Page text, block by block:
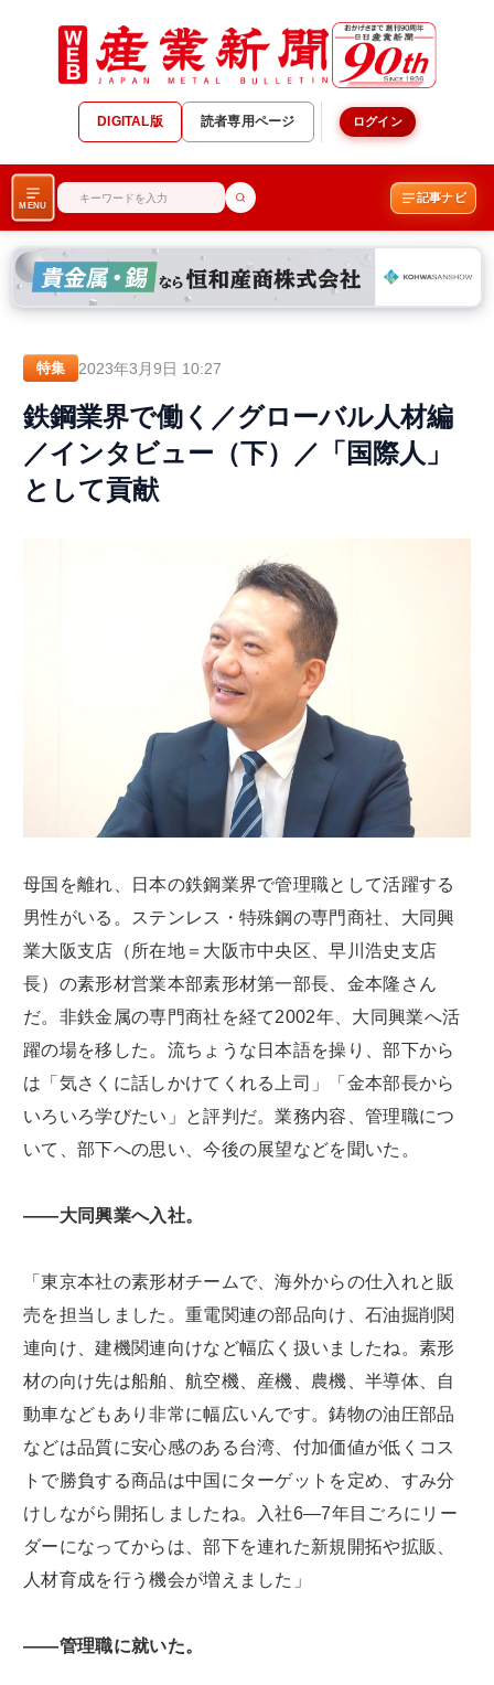
DIGITAL版 読者専用ページ ログイン
MENU
記事ナビ
特集 2023年3月9日 10:27
鉄鋼業界で働く／グローバル人材編
／インタビュー（下）／「国際人」
として貢献
母国を離れ、日本の鉄鋼業界で管理職として活躍する
男性がいる。ステンレス・特殊鋼の専門商社、大同興
業大阪支店（所在地＝大阪市中央区、早川浩史支店
長）の素形材営業本部素形材第一部長、金本隆さん
だ。非鉄金属の専門商社を経て2002年、大同興業へ活
躍の場を移した。流ちょうな日本語を操り、部下から
は「気さくに話しかけてくれる上司」「金本部長から
いろいろ学びたい」と評判だ。業務内容、管理職につ
いて、部下への思い、今後の展望などを聞いた。
――大同興業へ入社。
「東京本社の素形材チームで、海外からの仕入れと販
売を担当しました。重電関連の部品向け、石油掘削関
連向け、建機関連向けなど幅広く扱いましたね。素形
材の向け先は船舶、航空機、産機、農機、半導体、自
動車などもあり非常に幅広いんです。鋳物の油圧部品
などは品質に安心感のある台湾、付加価値が低くコス
トで勝負する商品は中国にターゲットを定め、すみ分
けしながら開拓しましたね。入社6―7年目ごろにリー
ダーになってからは、部下を連れた新規開拓や拡販、
人材育成を行う機会が増えました」
――管理職に就いた。